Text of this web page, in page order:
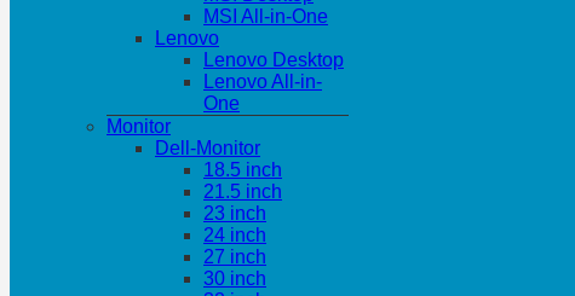
MSI All-in-One
Lenovo
Lenovo Desktop
Lenovo All-in-
One
Monitor
Dell-Monitor
18.5 inch
21.5 inch
23 inch
24 inch
27 inch
30 inch